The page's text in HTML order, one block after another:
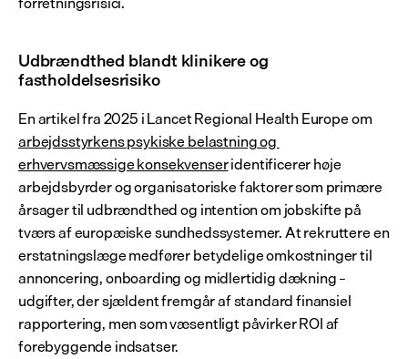
Udbrændthed blandt klinikere og
fastholdelsesrisiko
arbejdsstyrkens psykiske belastning og
erhvervsmæssige konsekvenser identificerer høje
arbejdsbyrder og organisatoriske faktorer som primære
årsager til udbrændthed og intention om jobskifte på
tværs af europæiske sundhedssystemer. At rekruttere en
erstatningslæge medfører betydelige omkostninger til
annoncering, onboarding og midlertidig dækning –
udgifter, der sjældent fremgår af standard finansiel
rapportering, men som væsentligt påvirker ROI af
forebyggende indsatser.